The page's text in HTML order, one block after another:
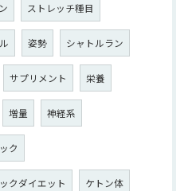
ストレッチ種目
姿勢 シャトルラン
サプリメント 栄養
増量 神経系
ク
クダイエット ケトン体